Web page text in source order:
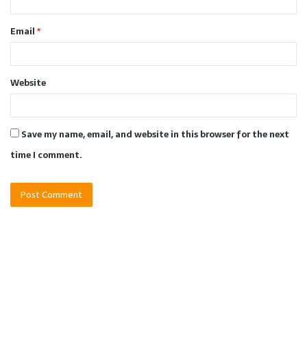
Email*
Website
Save my name, email, and website in this browser for the next
time I comment.